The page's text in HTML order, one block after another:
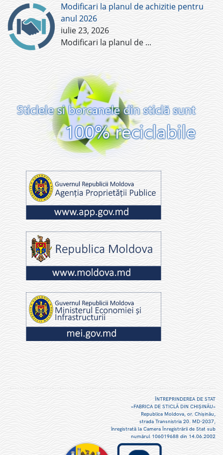
Modificari la planul de achizitie pentru
anul 2026
iulie 23, 2026
Modificari la planul de ...
ÎNTREPRINDEREA DE STAT
«FABRICA DE STICLĂ DIN CHIŞINĂU»
Republica Moldova, or. Chişinău,
strada Transnistria 20. MD-2037,
înregistrată la Camera Înregistrării de Stat sub
numărul 106019688 din 14.06.2002